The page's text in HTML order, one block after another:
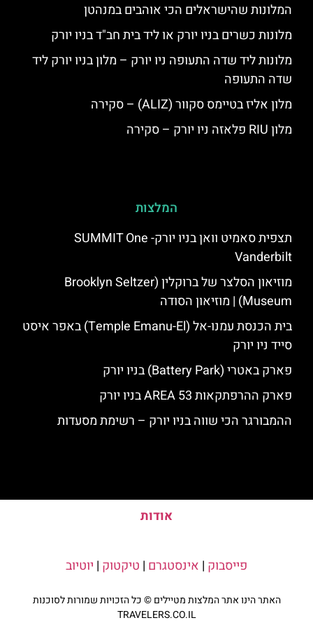
המלונות שהישראלים הכי אוהבים במנהטן
מלונות כשרים בניו יורק או ליד בית חב"ד בניו יורק
מלונות ליד שדה התעופה ניו יורק – מלון בניו יורק ליד
שדה התעופה
מלון אליז בטיימס סקוור (ALIZ) – סקירה
מלון RIU פלאזה ניו יורק – סקירה
המלצות
תצפית סאמיט וואן בניו יורק- SUMMIT One
Vanderbilt
מוזיאון הסלצר של ברוקלין (Brooklyn Seltzer
Museum) | מוזיאון הסודה
בית הכנסת עמנו-אל (Temple Emanu-El) באפר איסט
סייד ניו יורק
פארק באטרי (Battery Park) בניו יורק
פארק ההרפתקאות AREA 53 בניו יורק
ההמבורגר הכי שווה בניו יורק – רשימת מסעדות
אודות
פייסבוק | אינסטגרם | טיקטוק | יוטיוב
האתר הינו אתר המלצות מטיילים © כל הזכויות שמורות לסוכנות
TRAVELERS.CO.IL